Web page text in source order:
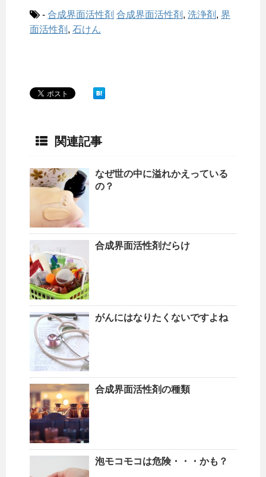
- 合成界面活性剤 合成界面活性剤 , 洗浄剤 , 界
面活性剤 , 石けん
関連記事
なぜ世の中に溢れかえっている
の？
合成界面活性剤だらけ
がんにはなりたくないですよね
合成界面活性剤の種類
泡モコモコは危険・・・かも？